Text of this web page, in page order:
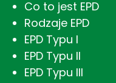
Co to jest EPD
Rodzaje EPD
EPD Typu I
EPD Typu II
EPD Typu III